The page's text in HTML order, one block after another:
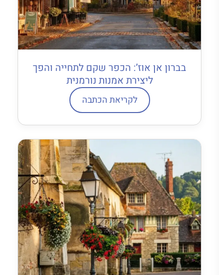
בברון אן אוז’: הכפר שקם לתחייה והפך
ליצירת אמנות נורמנית
לקריאת הכתבה